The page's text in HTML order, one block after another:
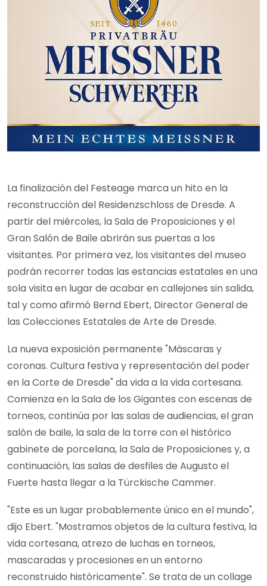
La finalización del Festeage marca un hito en la
reconstrucción del Residenzschloss de Dresde. A
partir del miércoles, la Sala de Proposiciones y el
Gran Salón de Baile abrirán sus puertas a los
visitantes. Por primera vez, los visitantes del museo
podrán recorrer todas las estancias estatales en una
sola visita en lugar de acabar en callejones sin salida,
tal y como afirmó Bernd Ebert, Director General de
las Colecciones Estatales de Arte de Dresde.
La nueva exposición permanente "Máscaras y
coronas. Cultura festiva y representación del poder
en la Corte de Dresde" da vida a la vida cortesana.
Comienza en la Sala de los Gigantes con escenas de
torneos, continúa por las salas de audiencias, el gran
salón de baile, la sala de la torre con el histórico
gabinete de porcelana, la Sala de Proposiciones y, a
continuación, las salas de desfiles de Augusto el
Fuerte hasta llegar a la Türckische Cammer.
"Este es un lugar probablemente único en el mundo",
dijo Ebert. "Mostramos objetos de la cultura festiva, la
vida cortesana, atrezo de luchas en torneos,
mascaradas y procesiones en un entorno
reconstruido históricamente". Se trata de un collage